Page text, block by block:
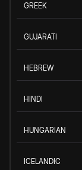
GREEK
GUJARATI
HEBREW
HINDI
HUNGARIAN
ICELANDIC